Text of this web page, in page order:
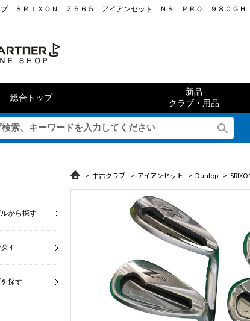
ＳＲＩＸＯＮ Ｚ５６５ アイアンセット ＮＳ ＰＲＯ ９８０ＧＨ
総合トップ
新品
クラブ・用品
> 中古クラブ > アイアンセット > Dunlop >
から探す
す
探す